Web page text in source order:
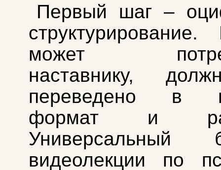
Первый шаг –
может
наставнику,
переведено в
формат и
видеолекции по